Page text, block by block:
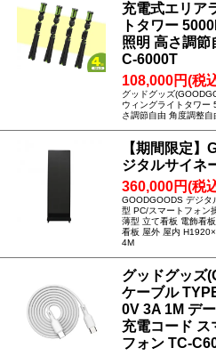
充電式エリア
トタワー
照明 高さ調節
C-6000T
108,000円(税
グッドグッズ
ウィングライトタワー
さ調節自由 角度調整
【期間限定
ジタルサイネ
360,000円(税
GOODGOODS デジタ
型 PC/スマートフォン
薄型 立て看板 電飾看
看板 屋外 屋内
4M
グッドグッズ
ケーブル
0V 3A 1M デ
充電コード ス
フォン TC-